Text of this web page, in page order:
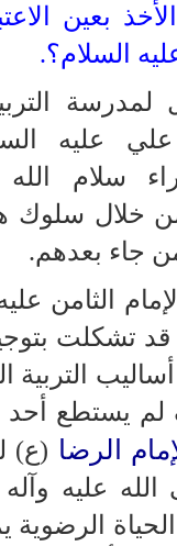
بعين
السلام؟.
لمدرسة
عليه
سلام
من خلال سلوك
جاء بعدهم.
الثامن
تشكلت
أساليب
يستطع
الرضا (ع)
عليه وآله